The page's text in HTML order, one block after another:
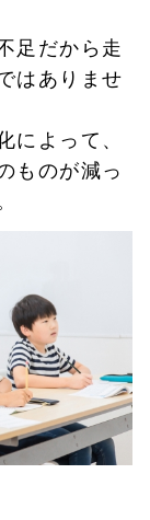
足だから走
はありませ
よって、
ものが減っ